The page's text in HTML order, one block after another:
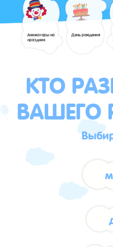
Аниматоры на
праздник
День рождения
КТО
ВАШЕГО